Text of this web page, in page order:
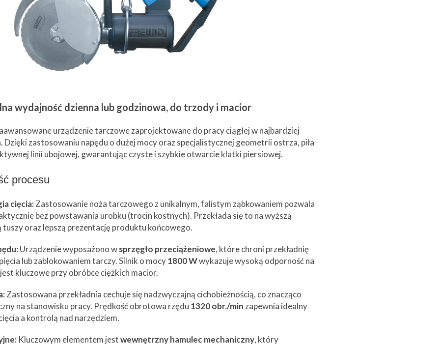
wydajność dzienna lub godzinowa, do trzody i macior
urządzenie tarczowe zaprojektowane do pracy ciągłej w najbardziej
Dzięki zastosowaniu napędu o dużej mocy oraz specjalistycznej geometrii ostrza, piła
linii ubojowej, gwarantując czyste i szybkie otwarcie klatki piersiowej.
procesu
cięcia:Zastosowanie noża tarczowego z unikalnym, falistym ząbkowaniem pozwala
bez powstawania urobku (trocin kostnych). Przekłada się to na wyższą
oraz lepszą prezentację produktu końcowego.
Urządzenie wyposażono wsprzęgło przeciążeniowe, które chroni przekładnię
lub zablokowaniem tarczy. Silnik o mocy1800 Wwykazuje wysoką odporność na
kluczowe przy obróbce ciężkich macior.
Zastosowana przekładnia cechuje się nadzwyczajną cichobieżnością, co znacząco
na stanowisku pracy. Prędkość obrotowa rzędu 1320 obr./min zapewnia idealny
a kontrolą nad narzędziem.
Kluczowym elementem jestwewnętrzny hamulec mechaniczny, który